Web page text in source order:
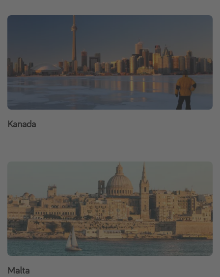
Bahnreisen in der Schweiz
Travel Know How
Silvesterreisen
Last Minute Urlaub Mallorca
Kanada
Malta